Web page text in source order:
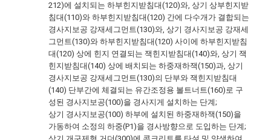
212)에 설치되는 하부힌지받침대(120)와, 상기 상부힌지받
침대(110)와 하부힌지받침대(120) 간에 다수개가 결합되는
경사지보공 강재세그먼트(130)와, 상기 경사지보공 강재세
그먼트(130)와 하부힌지받침대(120) 사이에 하부힌지받침
대(120) 상에 힌지 연결되는 잭힌지받침대(140)와, 상기 잭
힌지받침대(140) 상에 배치되는 하중재하잭(150)과, 상기
경사지보공 강재세그먼트(130)의 단부와 잭힌지받침대
(140) 단부간에 체결되는 유간조정용 볼트너트(160)로 구
성된 경사지보공(100)을 경사지게 설치하는 단계;
상기 경사지보공(100) 하부에 설치된 하중재하잭(150)을
가동하여 소정의 하중(P1)을 경사방향으로 도입하는 단계;